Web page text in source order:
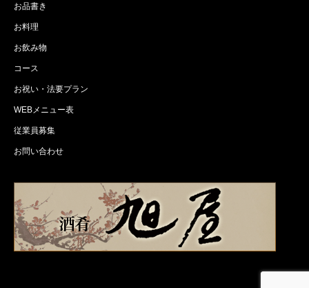
お品書き
お料理
お飲み物
コース
お祝い・法要プラン
WEBメニュー表
従業員募集
お問い合わせ